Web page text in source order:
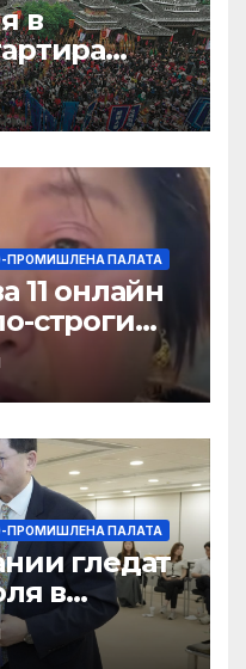
в
ПРОМИШЛЕНА ПАЛАТА
11 онлайн
строги
на
ПРОМИШЛЕНА ПАЛАТА
гледат
в